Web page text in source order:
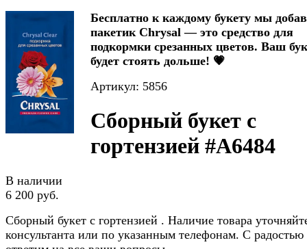
Бесплатно к каждому букету мы
пакетик Chrysal — это средство для
подкормки срезанных цветов. Ваш
будет стоять дольше! 💗
Артикул: 5856
Сборный букет с
гортензией #A6484
В наличии
6 200 руб.
Сборный букет с гортензией . Наличие товара
консультанта или по указанным телефонам. С радостью